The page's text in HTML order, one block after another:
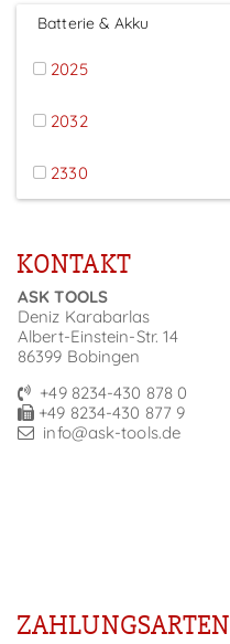
Batterie & Akku
2025
2032
2330
KONTAKT
ASK TOOLS
Deniz Karabarlas
Albert-Einstein-Str. 14
86399 Bobingen
+49 8234-430 878 0
+49 8234-430 877 9
info@ask-tools.de
ZAHLUNGSARTEN